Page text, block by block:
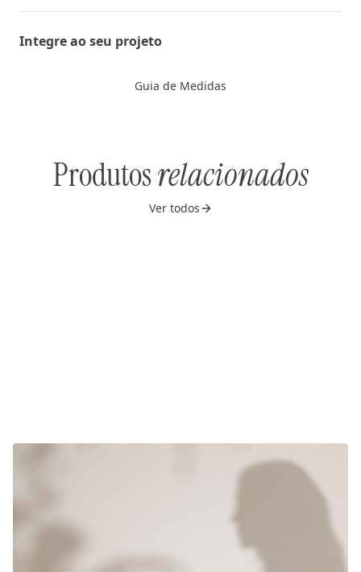
Integre ao seu projeto
Guia de Medidas
Produtosrelacionados
Ver todos